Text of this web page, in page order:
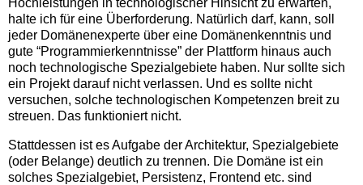
halte ich für eine Überforderung. Natürlich darf, kann, soll
jeder Domänenexperte über eine Domänenkenntnis und
gute “Programmierkenntnisse” der Plattform hinaus auch
noch technologische Spezialgebiete haben. Nur sollte sich
ein Projekt darauf nicht verlassen. Und es sollte nicht
versuchen, solche technologischen Kompetenzen breit zu
streuen. Das funktioniert nicht.
Stattdessen ist es Aufgabe der Architektur, Spezialgebiete
(oder Belange) deutlich zu trennen. Die Domäne ist ein
solches Spezialgebiet, Persistenz, Frontend etc. sind